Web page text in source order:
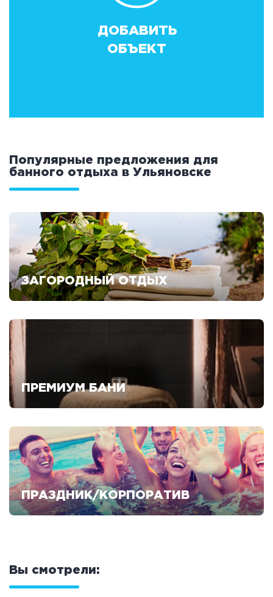
ДОБАВИТЬ
ОБЪЕКТ
Популярные предложения для
банного отдыха в Ульяновске
ЗАГОРОДНЫЙ ОТДЫХ
Смотреть предложения
ПРЕМИУМ БАНИ
Смотреть предложения
ПРАЗДНИК/КОРПОРАТИВ
Смотреть предложения
Вы смотрели: